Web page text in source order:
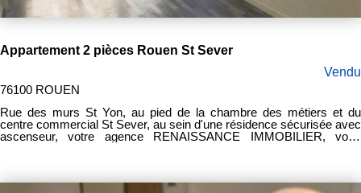
Appartement 2 pièces Rouen St Sever
Vendu
76100 ROUEN
Rue des murs St Yon, au pied de la chambre des métiers et du
centre commercial St Sever, au sein d'une résidence sécurisée avec
ascenseur, votre agence RENAISSANCE IMMOBILIER, vous
un balcon et un box en sous-sol. Vendu loué.